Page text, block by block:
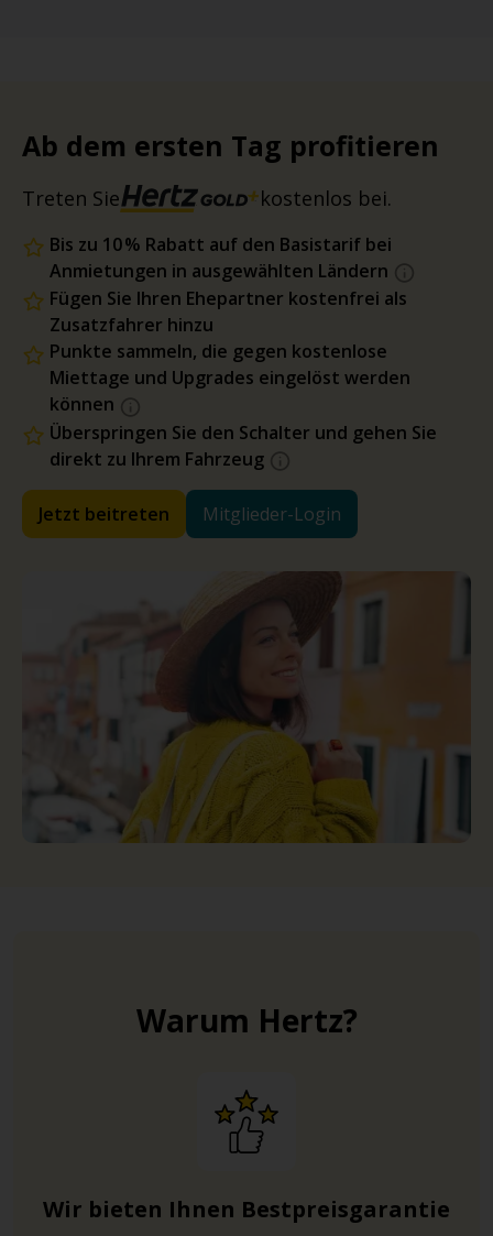
Ab dem ersten Tag profitieren
Treten Sie kostenlos bei.
Bis zu 10 % Rabatt auf den Basistarif bei
Anmietungen in ausgewählten Ländern
Fügen Sie Ihren Ehepartner kostenfrei als
Zusatzfahrer hinzu
Punkte sammeln, die gegen kostenlose
Miettage und Upgrades eingelöst werden
können
Überspringen Sie den Schalter und gehen Sie
direkt zu Ihrem Fahrzeug
Jetzt beitreten Mitglieder-Login
Warum Hertz?
Wir bieten Ihnen Bestpreisgarantie